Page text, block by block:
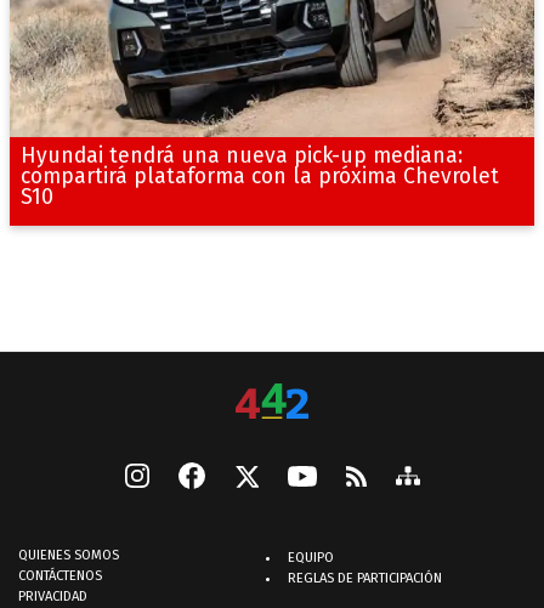
Hyundai tendrá una nueva pick-up mediana:
compartirá plataforma con la próxima Chevrolet
S10
QUIENES SOMOS
CONTÁCTENOS
PRIVACIDAD
EQUIPO
REGLAS DE PARTICIPACIÓN